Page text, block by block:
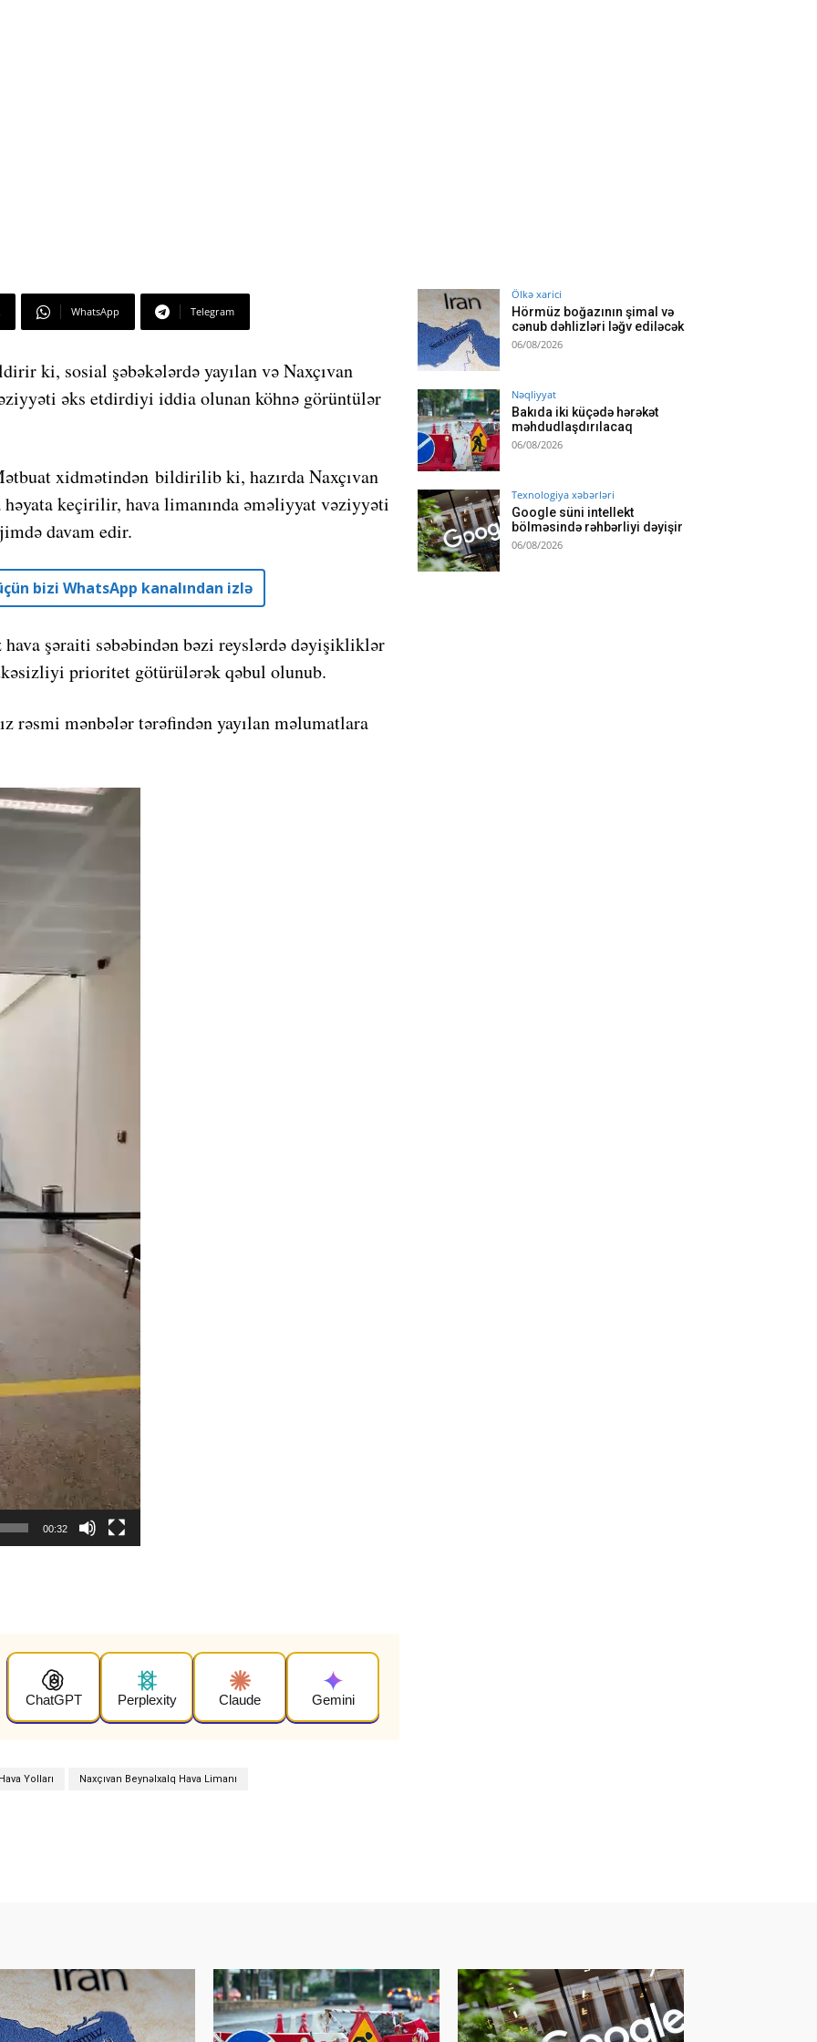
WhatsApp Telegram
ki, sosial şəbəkələrdə yayılan və Naxçıvan
əks etdirdiyi iddia olunan köhnə görüntülər
xidmətindən bildirilib ki, hazırda Naxçıvan
keçirilir, hava limanında əməliyyat vəziyyəti
davam edir.
bizi WhatsApp kanalından izlə
şəraiti səbəbindən bəzi reyslərdə dəyişikliklər
prioritet götürülərək qəbul olunub.
rəsmi mənbələr tərəfindən yayılan məlumatlara
00:32
ChatGPT Perplexity Claude Gemini
Yolları Naxçıvan Beynəlxalq Hava Limanı
Ölkə xarici
Hörmüz boğazının şimal və
cənub dəhlizləri ləğv ediləcək
06/08/2026
Nəqliyyat
Bakıda iki küçədə hərəkət
məhdudlaşdırılacaq
06/08/2026
Texnologiya xəbərləri
Google süni intellekt
bölməsində rəhbərliyi dəyişir
06/08/2026